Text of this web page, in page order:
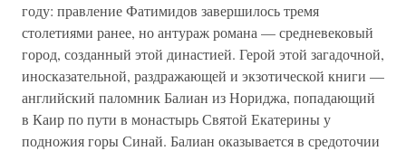
году: правление Фатимидов завершилось тремя
столетиями ранее, но антураж романа — средневековый
город, созданный этой династией. Герой этой загадочной,
иносказательной, раздражающей и экзотической книги —
английский паломник Балиан из Нориджа, попадающий
в Каир по пути в монастырь Святой Екатерины у
подножия горы Синай. Балиан оказывается в средоточии